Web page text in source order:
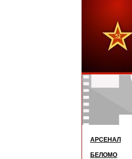
АРСЕНАЛ
БЕЛОМО